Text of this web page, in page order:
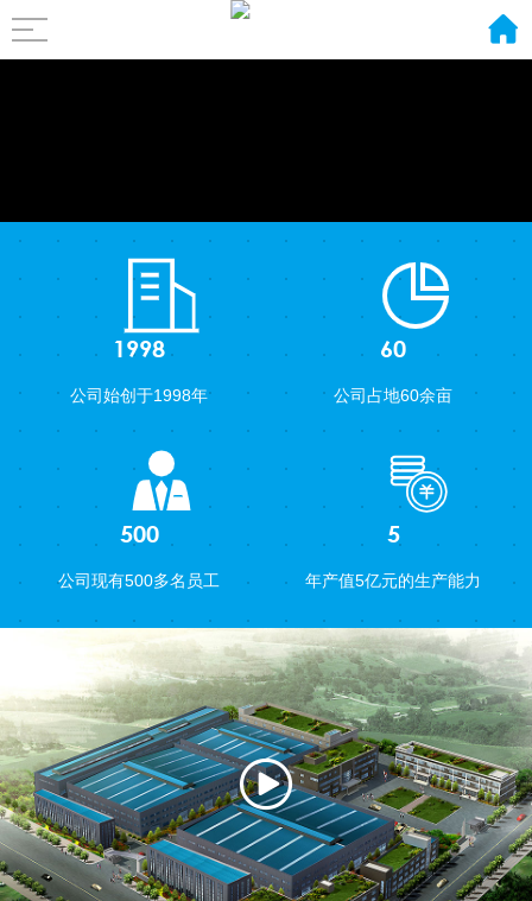
1998
公司始创于1998年
60
公司占地60余亩
500
公司现有500多名员工
5
年产值5亿元的生产能力